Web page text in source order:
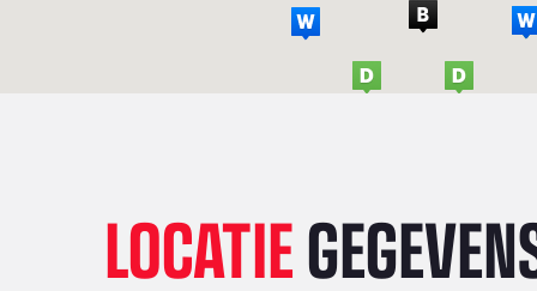
LOCATIE